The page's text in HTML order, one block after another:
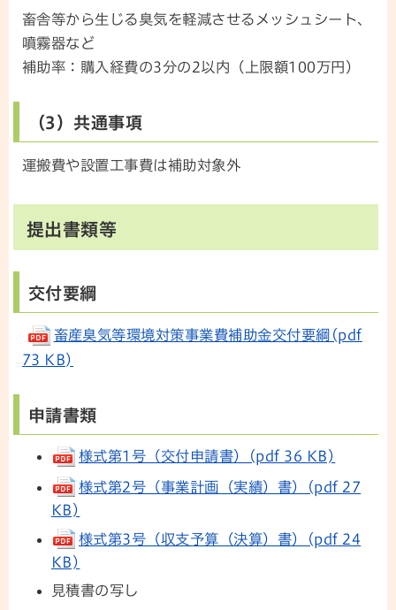
畜舎等から生じる臭気を軽減させるメッシュシート、
噴霧器など
補助率：購入経費の3分の2以内（上限額100万円）
（3）共通事項
運搬費や設置工事費は補助対象外
提出書類等
交付要綱
畜産臭気等環境対策事業費補助金交付要綱(pdf
73 KB)
申請書類
様式第1号（交付申請書）(pdf 36 KB)
様式第2号（事業計画（実績）書）(pdf 27
KB)
様式第3号（収支予算（決算）書）(pdf 24
KB)
見積書の写し